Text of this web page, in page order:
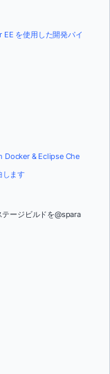
を使用した開発パイ
Docker & Eclipse Che
します
ージビルドを@spara